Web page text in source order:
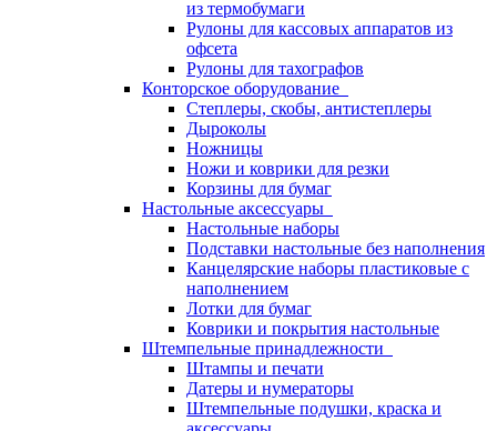
из термобумаги
Рулоны для кассовых аппаратов из
офсета
Рулоны для тахографов
Конторское оборудование
Степлеры, скобы, антистеплеры
Дыроколы
Ножницы
Ножи и коврики для резки
Корзины для бумаг
Настольные аксессуары
Настольные наборы
Подставки настольные без наполнения
Канцелярские наборы пластиковые с
наполнением
Лотки для бумаг
Коврики и покрытия настольные
Штемпельные принадлежности
Штампы и печати
Датеры и нумераторы
Штемпельные подушки, краска и